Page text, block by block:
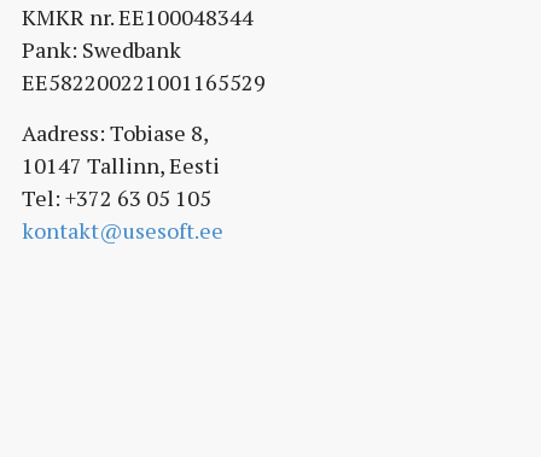
KMKR nr. EE100048344
Pank: Swedbank
EE582200221001165529
Aadress: Tobiase 8,
10147 Tallinn, Eesti
Tel: +372 63 05 105
kontakt@usesoft.ee